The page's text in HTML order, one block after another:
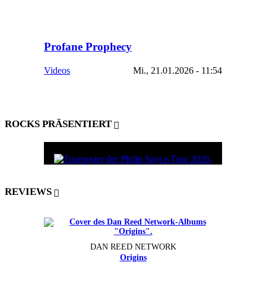
Profane Prophecy
Videos Mi., 21.01.2026 - 11:54
ROCKS PRÄSENTIERT
REVIEWS
DAN REED NETWORK
Origins